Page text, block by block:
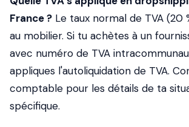
France ? Le taux normal de TVA (20
au mobilier. Si tu achètes à un
avec numéro de TVA
appliques l'autoliquidation de TVA.
comptable pour les détails de ta
spécifique.